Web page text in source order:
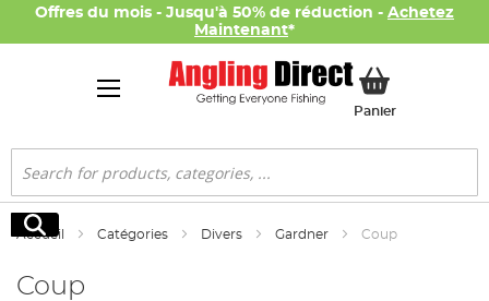
Offres du mois - Jusqu'à 50% de réduction - Achetez
Maintenant*
PanierMon panier
Rechercher
Rechercher
Accueil Catégories Divers Gardner Coup
Coup